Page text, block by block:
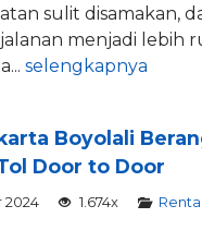
sulit disamakan,
menjadi lebih
selengkapnya
Boyolali
Door to Door
2024 1.674x